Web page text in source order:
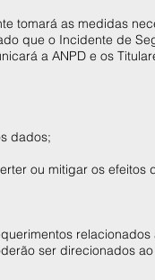
tomará as medidas
que o Incidente de
a ANPD e os
dados;
ou mitigar os efeitos
ser direcionados